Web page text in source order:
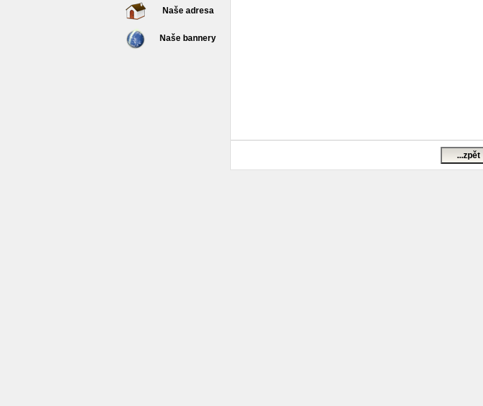
Naše adresa
Naše bannery